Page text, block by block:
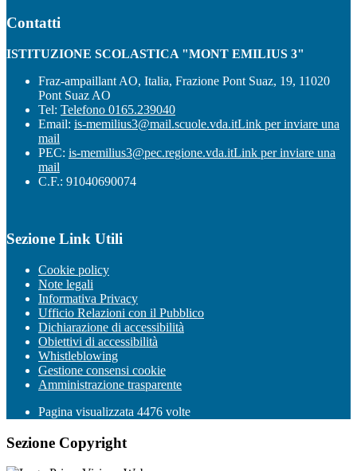
Contatti
ISTITUZIONE SCOLASTICA "MONT EMILIUS 3"
Fraz-ampaillant AO, Italia, Frazione Pont Suaz, 19, 11020
Pont Suaz AO
Tel: Telefono 0165.239040
Email: is-memilius3@mail.scuole.vda.itLink per inviare una
mail
PEC: is-memilius3@pec.regione.vda.itLink per inviare una
mail
C.F.: 91040690074
Sezione Link Utili
Cookie policy
Note legali
Informativa Privacy
Ufficio Relazioni con il Pubblico
Dichiarazione di accessibilità
Obiettivi di accessibilità
Whistleblowing
Gestione consensi cookie
Amministrazione trasparente
Pagina visualizzata 4476 volte
Sezione Copyright